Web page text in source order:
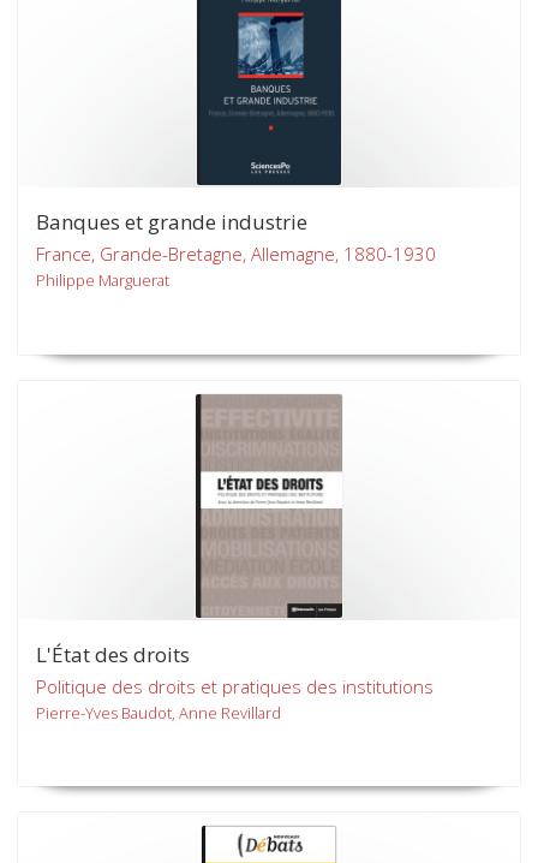
Banques et grande industrie
France, Grande-Bretagne, Allemagne, 1880-1930
Philippe Marguerat
L'État des droits
Politique des droits et pratiques des institutions
Pierre-Yves Baudot, Anne Revillard